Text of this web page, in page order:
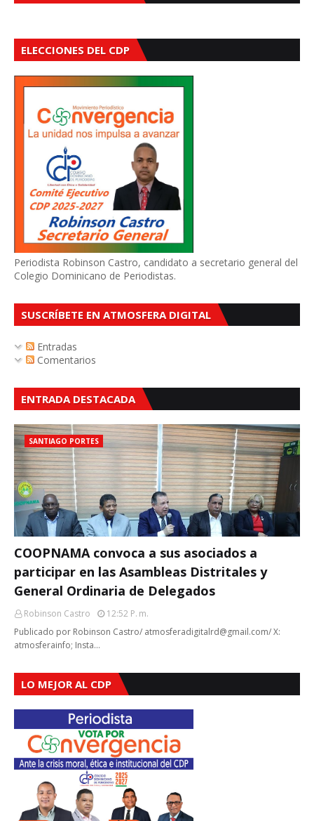
ELECCIONES DEL CDP
Periodista Robinson Castro, candidato a secretario general del
Colegio Dominicano de Periodistas.
SUSCRÍBETE EN ATMOSFERA DIGITAL
Entradas
Comentarios
ENTRADA DESTACADA
SANTIAGO PORTES
COOPNAMA convoca a sus asociados a
participar en las Asambleas Distritales y
General Ordinaria de Delegados
Robinson Castro
12:52 P. M.
Publicado por Robinson Castro/ atmosferadigitalrd@gmail.com/ X:
atmosferainfo; Insta…
LO MEJOR AL CDP